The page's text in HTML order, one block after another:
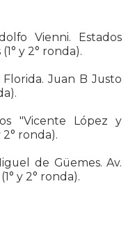
Vienni. Estados
y 2° ronda).
Juan B Justo
"Vicente López y
2° ronda).
de Güemes. Av.
y 2° ronda).